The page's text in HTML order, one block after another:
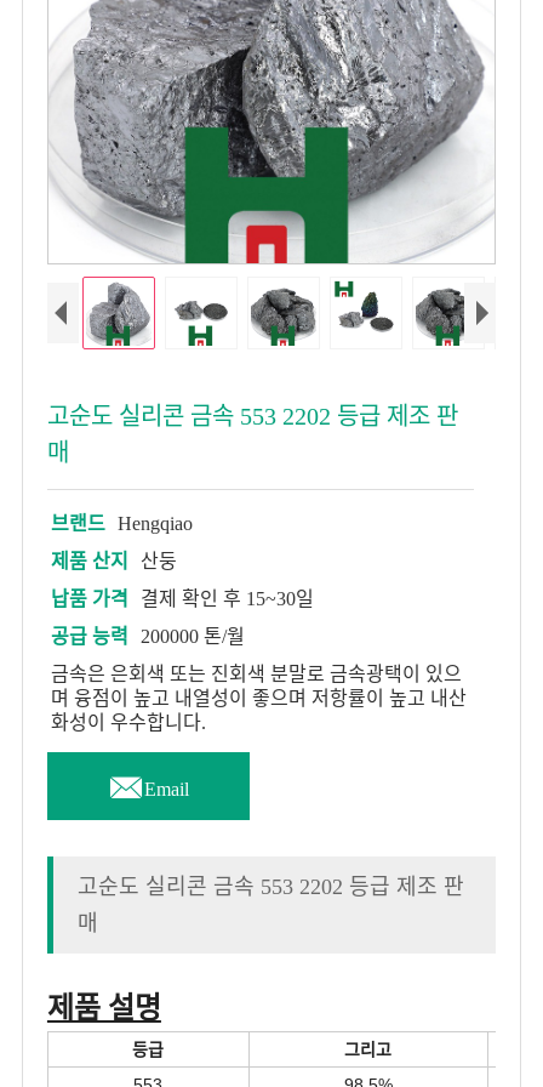
고순도 실리콘 금속 553 2202 등급 제조 판
매
브랜드 Hengqiao
제품 산지
산둥
납품 가격
결제 확인 후 15~30일
공급 능력
200000 톤/월
금속은 은회색 또는 진회색 분말로 금속광택이 있으
며 융점이 높고 내열성이 좋으며 저항률이 높고 내산
화성이 우수합니다.
Email
고순도 실리콘 금속 553 2202 등급 제조 판
매
제품 설명
등급
그리고